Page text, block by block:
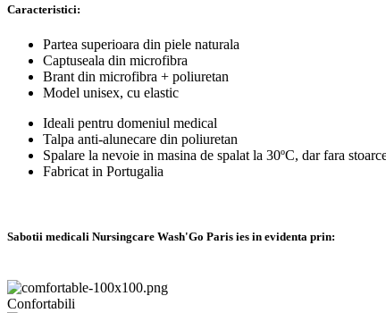
Caracteristici:
Partea superioara din piele naturala
Captuseala din microfibra
Brant din microfibra + poliuretan
Model unisex, cu elastic
Ideali pentru domeniul medical
Talpa anti-alunecare din poliuretan
Spalare la nevoie in masina de spalat la 30ºC, dar fara
Fabricat in Portugalia
Sabotii medicali Nursingcare Wash'Go Paris ies in evidenta prin:
Confortabili